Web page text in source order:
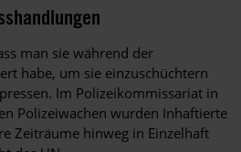
man sie während der
habe, um sie einzuschüchtern
Im Polizeikommissariat in
Polizeiwachen wurden Inhaftierte
Zeiträume hinweg in Einzelhaft